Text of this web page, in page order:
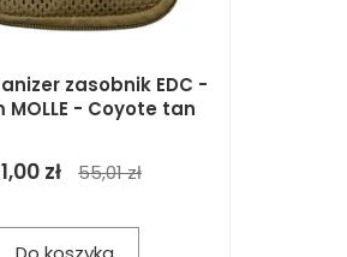
zasobnik EDC -
MOLLE - Coyote tan
zł 55,01 zł